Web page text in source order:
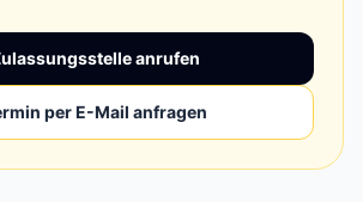
anrufen
per E-Mail anfragen